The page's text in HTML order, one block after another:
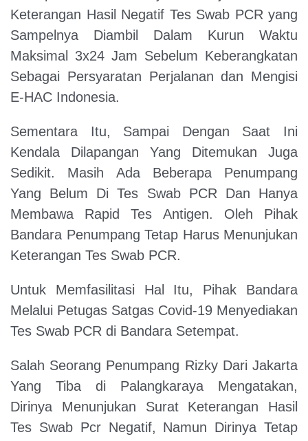
Keterangan Hasil Negatif Tes Swab PCR yang
Sampelnya Diambil Dalam Kurun Waktu
Maksimal 3x24 Jam Sebelum Keberangkatan
Sebagai Persyaratan Perjalanan dan Mengisi
E-HAC Indonesia.
Sementara Itu, Sampai Dengan Saat Ini
Kendala Dilapangan Yang Ditemukan Juga
Sedikit. Masih Ada Beberapa Penumpang
Yang Belum Di Tes Swab PCR Dan Hanya
Membawa Rapid Tes Antigen. Oleh Pihak
Bandara Penumpang Tetap Harus Menunjukan
Keterangan Tes Swab PCR.
Untuk Memfasilitasi Hal Itu, Pihak Bandara
Melalui Petugas Satgas Covid-19 Menyediakan
Tes Swab PCR di Bandara Setempat.
Salah Seorang Penumpang Rizky Dari Jakarta
Yang Tiba di Palangkaraya Mengatakan,
Dirinya Menunjukan Surat Keterangan Hasil
Tes Swab Pcr Negatif, Namun Dirinya Tetap